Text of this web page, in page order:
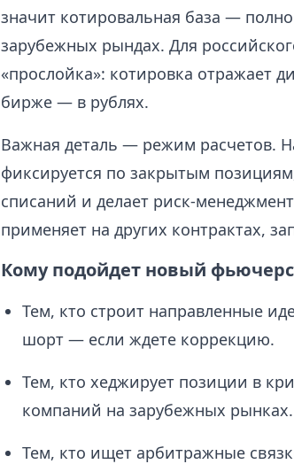
значит котировальная база —
зарубежных рындах. Для
«прослойка»: котировка отражает
бирже — в рублях.
Важная деталь — режим расчетов.
фиксируется по закрытым
списаний и делает риск-
применяет на других контрактах,
Кому подойдет новый фьючерс
Тем, кто строит направленные
шорт — если ждете коррекцию.
Тем, кто хеджирует позиции в
компаний на зарубежных рынках.
Тем, кто ищет арбитражные